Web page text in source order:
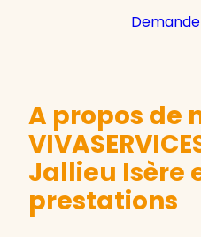
A propos de
Jallieu Isère
prestations